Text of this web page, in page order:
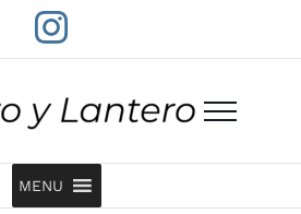
Instagram
MENU